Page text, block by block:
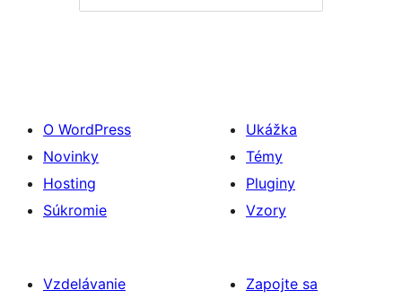
O WordPress
Novinky
Hosting
Súkromie
Ukážka
Témy
Pluginy
Vzory
Vzdelávanie
Zapojte sa